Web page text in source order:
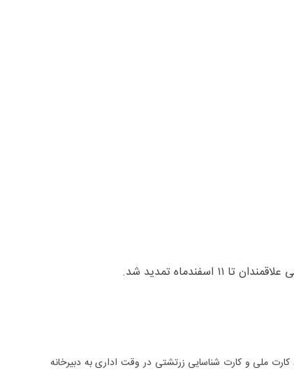
تمدید شد.
صفحه های اول و دوم شناسنامه، کارت ملی و کارت شناسایی زرتشتی در وقت اداری به دبیرخانه